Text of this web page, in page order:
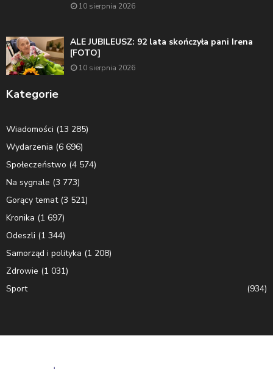
10 sierpnia 2026
ALE JUBILEUSZ: 92 lata skończyła pani Irena
[FOTO]
10 sierpnia 2026
Kategorie
Wiadomości (13 285)
Wydarzenia (6 696)
Społeczeństwo (4 574)
Na sygnale (3 773)
Gorący temat(3 521)
Kronika (1 697)
Odeszli (1 344)
Samorząd i polityka (1 208)
Zdrowie (1 031)
Sport
(934)